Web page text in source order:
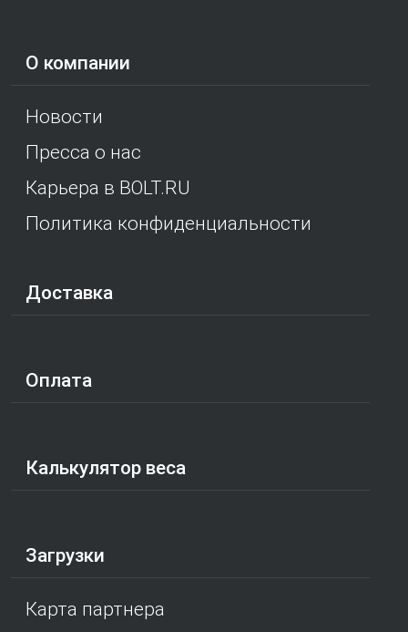
О компании
Новости
Пресса о нас
Карьера в BOLT.RU
Политика конфиденциальности
Доставка
Оплата
Калькулятор веса
Загрузки
Карта партнера